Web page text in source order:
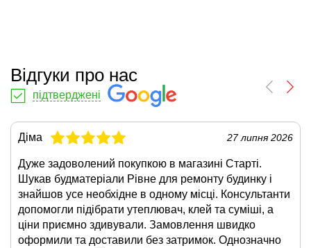
Відгуки про нас
підтверджені
Діма 27 липня 2026
Дуже задоволений покупкою в магазині Старті.
Шукав будматеріали Рівне для ремонту будинку і
знайшов усе необхідне в одному місці. Консультанти
допомогли підібрати утеплювач, клей та суміші, а
ціни приємно здивували. Замовлення швидко
оформили та доставили без затримок. Однозначно